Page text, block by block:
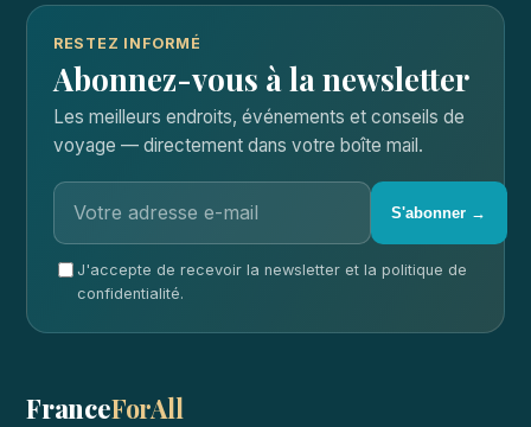
RESTEZ INFORMÉ
Abonnez-vous à la newsletter
Les meilleurs endroits, événements et conseils de
voyage — directement dans votre boîte mail.
S'abonner →
J'accepte de recevoir la newsletter et la politique de
confidentialité.
FranceForAll